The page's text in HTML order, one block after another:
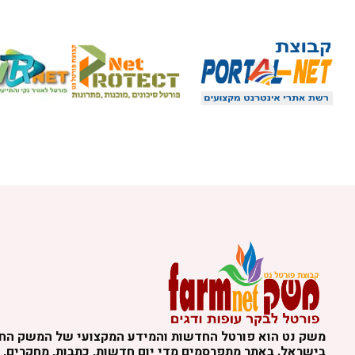
משק נט הוא פורטל החדשות והמידע המקצועי של המשק